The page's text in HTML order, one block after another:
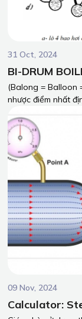
31 Oct, 2024
BI-DRUM
(Balong = Balloon
nhược điểm nhất
lò hơi phù hợp là
thiết bị, ổn định
hiệu quả mang lại
đưa ra được câu
09 Nov, 2024
Calculator: